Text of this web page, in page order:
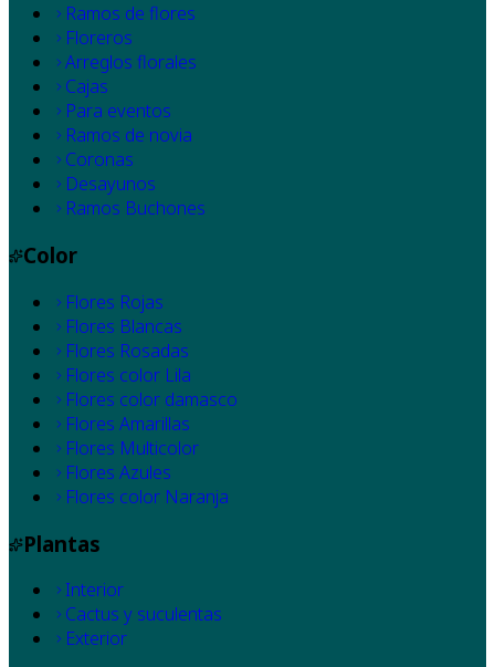
Ramos de flores
Floreros
Arreglos florales
Cajas
Para eventos
Ramos de novia
Coronas
Desayunos
Ramos Buchones
Color
Flores Rojas
Flores Blancas
Flores Rosadas
Flores color Lila
Flores color damasco
Flores Amarillas
Flores Multicolor
Flores Azules
Flores color Naranja
Plantas
Interior
Cactus y suculentas
Exterior